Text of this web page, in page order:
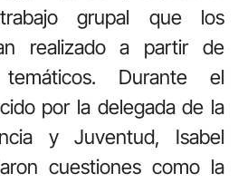
grupal que los
realizado a partir de
Durante el
por la delegada de la
y Juventud, Isabel
cuestiones como la